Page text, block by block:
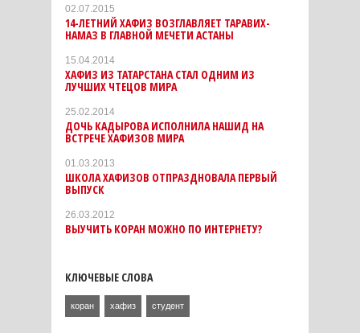
02.07.2015
14-ЛЕТНИЙ ХАФИЗ ВОЗГЛАВЛЯЕТ ТАРАВИХ-
НАМАЗ В ГЛАВНОЙ МЕЧЕТИ АСТАНЫ
15.04.2014
ХАФИЗ ИЗ ТАТАРСТАНА СТАЛ ОДНИМ ИЗ
ЛУЧШИХ ЧТЕЦОВ МИРА
25.02.2014
ДОЧЬ КАДЫРОВА ИСПОЛНИЛА НАШИД НА
ВСТРЕЧЕ ХАФИЗОВ МИРА
01.03.2013
ШКОЛА ХАФИЗОВ ОТПРАЗДНОВАЛА ПЕРВЫЙ
ВЫПУСК
26.03.2012
ВЫУЧИТЬ КОРАН МОЖНО ПО ИНТЕРНЕТУ?
КЛЮЧЕВЫЕ СЛОВА
коран хафиз студент